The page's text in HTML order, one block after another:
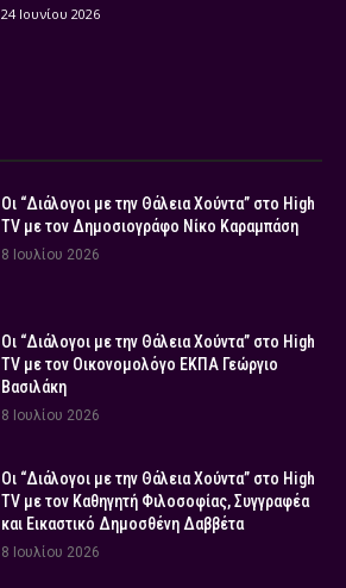
24 Ιουνίου 2026
Οι “Διάλογοι με την Θάλεια Χούντα” στο High
TV με τον Δημοσιογράφο Νίκο Καραμπάση
8 Ιουλίου 2026
Οι “Διάλογοι με την Θάλεια Χούντα” στο High
TV με τον Οικονομολόγο ΕΚΠΑ Γεώργιο
Βασιλάκη
8 Ιουλίου 2026
Οι “Διάλογοι με την Θάλεια Χούντα” στο High
TV με τον Καθηγητή Φιλοσοφίας, Συγγραφέα
και Εικαστικό Δημοσθένη Δαββέτα
8 Ιουλίου 2026